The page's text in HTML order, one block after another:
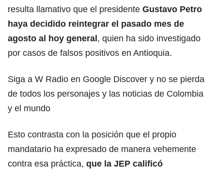
resulta llamativo que el presidente Gustavo Petro
haya decidido reintegrar el pasado mes de
agosto al hoy general, quien ha sido investigado
por casos de falsos positivos en Antioquia.
Siga a W Radio en Google Discover y no se pierda
de todos los personajes y las noticias de Colombia
y el mundo
Esto contrasta con la posición que el propio
mandatario ha expresado de manera vehemente
contra esa práctica, que la JEP calificó